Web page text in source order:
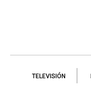
TELEVISIÓN